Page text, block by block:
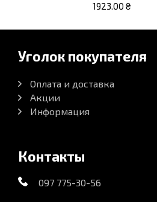
1923.00 ₴
Уголок покупателя
Оплата и доставка
Акции
Информация
Контакты
097 775-30-56